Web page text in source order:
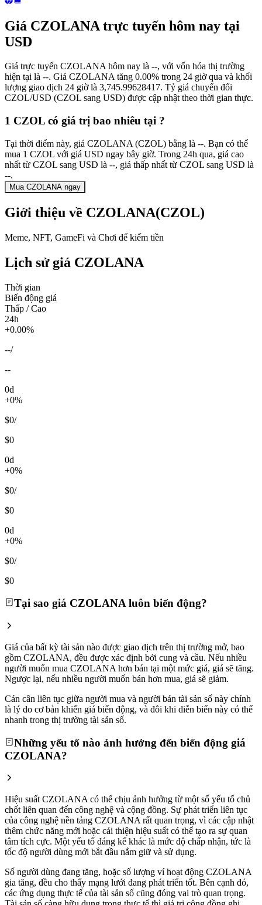
Giá CZOLANA trực tuyến hôm nay tại
USD
Giá trực tuyến CZOLANA hôm nay là --, với vốn hóa thị trường
hiện tại là --. Giá CZOLANA tăng 0.00% trong 24 giờ qua và khối
lượng giao dịch 24 giờ là 3,745.99628417. Tỷ giá chuyển đổi
CZOL/USD (CZOL sang USD) được cập nhật theo thời gian thực.
1 CZOL có giá trị bao nhiêu tại ?
Tại thời điểm này, giá CZOLANA (CZOL) bằng là --. Bạn có thể
mua 1 CZOL với giá USD ngay bây giờ. Trong 24h qua, giá cao
nhất từ CZOL sang USD là --, giá thấp nhất từ CZOL sang USD là
--.
Mua CZOLANA ngay
Giới thiệu về CZOLANA(CZOL)
Meme, NFT, GameFi và Chơi để kiếm tiền
Lịch sử giá CZOLANA
Thời gian
Biến động giá
Thấp / Cao
24h
+0.00%
--/
--
0d
+0%
$0/
$0
0d
+0%
$0/
$0
0d
+0%
$0/
$0
Tại sao giá CZOLANA luôn biến động?
Giá của bất kỳ tài sản nào được giao dịch trên thị trường mở, bao
gồm CZOLANA, đều được xác định bởi cung và cầu. Nếu nhiều
người muốn mua CZOLANA hơn bán tại một mức giá, giá sẽ tăng.
Ngược lại, nếu nhiều người muốn bán hơn mua, giá sẽ giảm.
Cán cân liên tục giữa người mua và người bán tài sản số này chính
là lý do cơ bản khiến giá biến động, và đôi khi diễn biến này có thể
nhanh trong thị trường tài sản số.
Những yếu tố nào ảnh hưởng đến biến động giá
CZOLANA?
Hiệu suất CZOLANA có thể chịu ảnh hưởng từ một số yếu tố chủ
chốt liên quan đến công nghệ và cộng đồng. Sự phát triển liên tục
của công nghệ nền tảng CZOLANA rất quan trọng, vì các cập nhật
thêm chức năng mới hoặc cải thiện hiệu suất có thể tạo ra sự quan
tâm tích cực. Một yếu tố đáng kể khác là mức độ chấp nhận, tức là
tốc độ người dùng mới bắt đầu nắm giữ và sử dụng.
Số người dùng đang tăng, hoặc số lượng ví hoạt động CZOLANA
gia tăng, đều cho thấy mạng lưới đang phát triển tốt. Bên cạnh đó,
các ứng dụng thực tế của tài sản số cũng đóng vai trò quan trọng.